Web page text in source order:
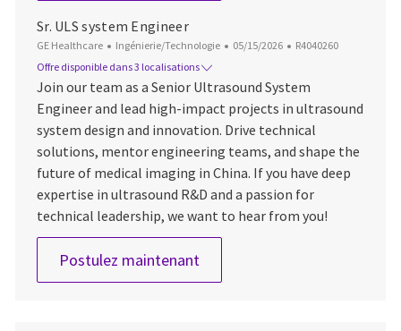
Sr. ULS system Engineer
GE Healthcare Catégorie
Ingénierie/Technologie Date d’affichage
05/15/2026 ID du poste
R4040260
Offre disponible dans 3 localisations
Join our team as a Senior Ultrasound System
Engineer and lead high-impact projects in ultrasound
system design and innovation. Drive technical
solutions, mentor engineering teams, and shape the
future of medical imaging in China. If you have deep
expertise in ultrasound R&D and a passion for
technical leadership, we want to hear from you!
Postulez maintenantSr. ULS system Engineer